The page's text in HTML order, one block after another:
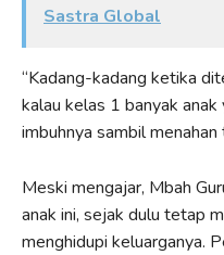
Sastra Global
“Kadang-kadang ketika
kalau kelas 1 banyak anak
imbuhnya sambil menahan
Meski mengajar, Mbah
anak ini, sejak dulu tetap
menghidupi keluarganya.